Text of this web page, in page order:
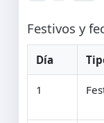
Festivos y
Día
1